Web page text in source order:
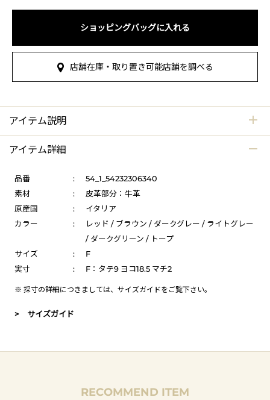
ショッピングバッグに入れる
店舗在庫・取り置き可能店舗を調べる
アイテム説明
アイテム詳細
品番 :
54_1_54232306340
素材
:
皮革部分：牛革
原産国
:
イタリア
カラー
:
レッド / ブラウン / ダークグレー / ライトグレー
/ ダークグリーン / トープ
サイズ
:
F
実寸
: F：タテ9 ヨコ18.5 マチ2
※ 採寸の詳細につきましては、 サイズガイドをご覧下さい。
> サイズガイド
RECOMMEND ITEM